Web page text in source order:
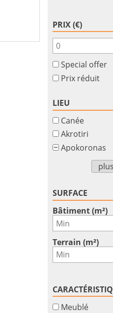
PRIX (€)
Special offer
Prix réduit
LIEU
Canée
Akrotiri
Apokoronas
SURFACE
Bâtiment (m²)
Terrain (m²)
Meublé